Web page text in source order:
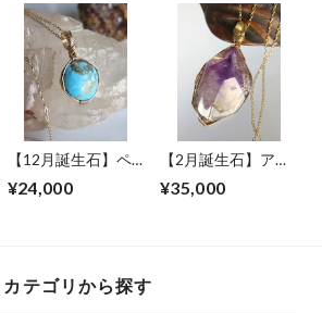
【12月誕生石】ペ
(2.9ct)女神巻き®︎ペ
¥24,000
【2月誕生石】アメ
りエレスチャルクォ
¥35,000
カテゴリから探す